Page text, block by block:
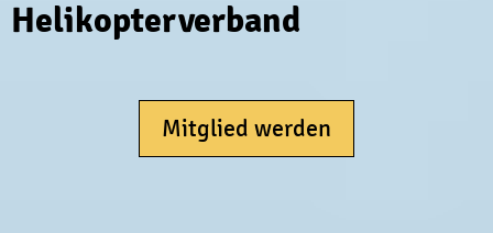
Helikopterverband
Mitglied werden